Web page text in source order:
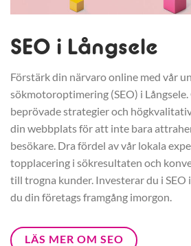
SEO i Långsele
Förstärk din närvaro online med vår
sökmotoroptimering (SEO) i
beprövade strategier och
din webbplats för att inte bara
besökare. Dra fördel av vår lokala
topplacering i sökresultaten och
till trogna kunder. Investerar du i SEO
du din företags framgång imorgon.
LÄS MER OM SEO